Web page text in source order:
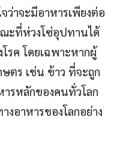
ว่าจะมีอาหารเพียงต่อ
ะที่ห่วงโซ่อุปทานได้
รค โดยเฉพาะหากผู้
ตร เช่น ข้าว ที่จะถูก
รหลักของคนทั่วโลก
อาหารของโลกอย่าง